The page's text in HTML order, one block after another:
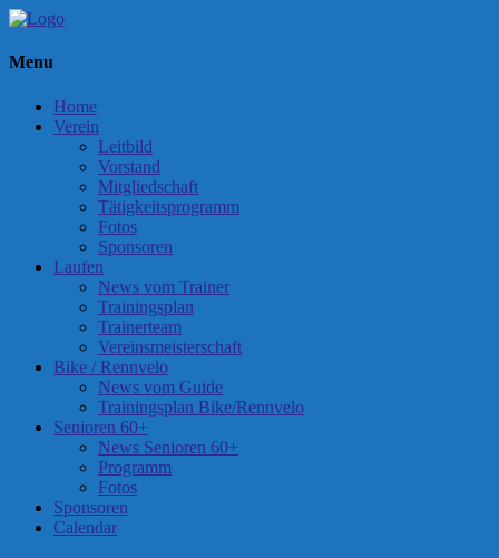
Menu
Home
Verein
Leitbild
Vorstand
Mitgliedschaft
Tätigkeitsprogramm
Fotos
Sponsoren
Laufen
News vom Trainer
Trainingsplan
Trainerteam
Vereinsmeisterschaft
Bike / Rennvelo
News vom Guide
Trainingsplan Bike/Rennvelo
Senioren 60+
News Senioren 60+
Programm
Fotos
Sponsoren
Calendar